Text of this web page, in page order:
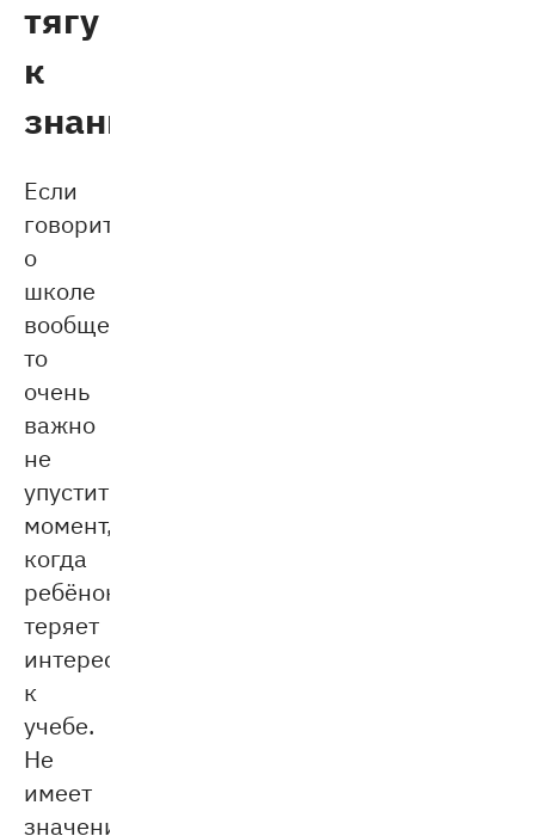
тягу
к
знаниям
Если
говорить
о
школе
вообще,
то
очень
важно
не
упустить
момент,
когда
ребёнок
теряет
интерес
к
учебе.
Не
имеет
значения,